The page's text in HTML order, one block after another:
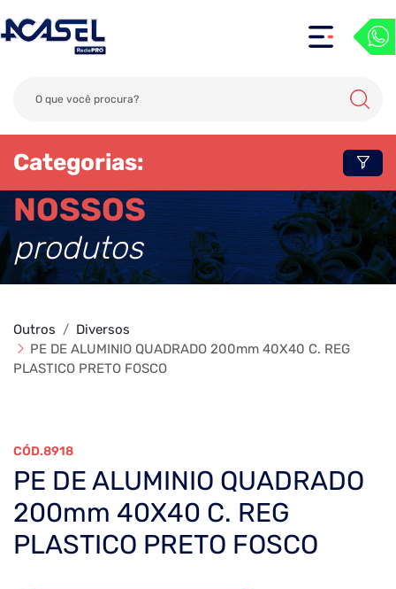
Categorias:
NOSSOS
produtos
Outros
Diversos
PE DE ALUMINIO QUADRADO 200mm 40X40 C. REG
PLASTICO PRETO FOSCO
8918
PE DE ALUMINIO QUADRADO
200mm 40X40 C. REG
PLASTICO PRETO FOSCO